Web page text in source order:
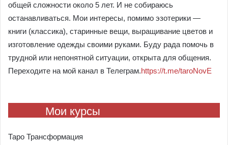
общей сложности около 5 лет. И не собираюсь
останавливаться. Мои интересы, помимо эзотерики —
книги (классика), старинные вещи, выращивание цветов и
изготовление одежды своими руками. Буду рада помочь в
трудной или непонятной ситуации, открыта для общения.
Переходите на мой канал в Телеграм.https://t.me/taroNovE
Мои курсы
Таро Трансформация